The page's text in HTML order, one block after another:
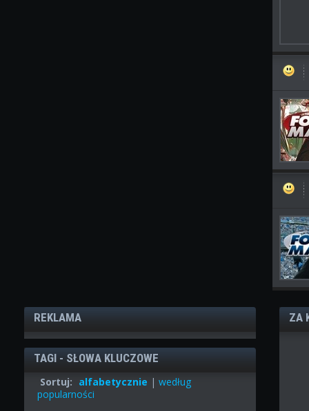
REKLAMA
TAGI - SŁOWA KLUCZOWE
Sortuj: alfabetycznie |według
popularności
ZA